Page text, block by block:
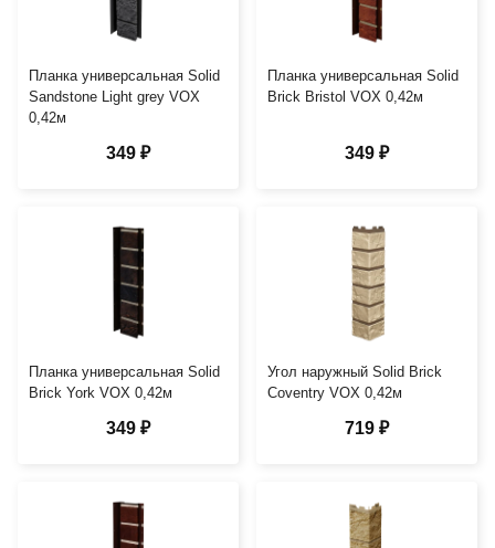
Планка универсальная Solid
Sandstone Light grey VOX
0,42м
349 ₽
Планка универсальная Solid
Brick Bristol VOX 0,42м
349 ₽
Планка универсальная Solid
Brick York VOX 0,42м
349 ₽
Угол наружный Solid Brick
Coventry VOX 0,42м
719 ₽